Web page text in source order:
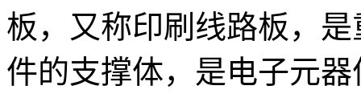
板，又称印刷线路板，
件的支撑体，是电子元